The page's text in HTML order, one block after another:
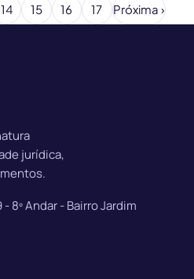
14 15 16 17 Próxima ›
jurídica,
8º Andar - Bairro Jardim